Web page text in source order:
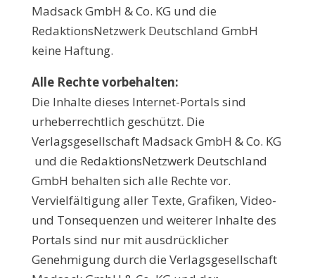
Madsack GmbH & Co. KG und die
RedaktionsNetzwerk Deutschland GmbH
keine Haftung.
Alle Rechte vorbehalten:
Die Inhalte dieses Internet-Portals sind
urheberrechtlich geschützt. Die
Verlagsgesellschaft Madsack GmbH & Co. KG
und die RedaktionsNetzwerk Deutschland
GmbH behalten sich alle Rechte vor.
Vervielfältigung aller Texte, Grafiken, Video-
und Tonsequenzen und weiterer Inhalte des
Portals sind nur mit ausdrücklicher
Genehmigung durch die Verlagsgesellschaft